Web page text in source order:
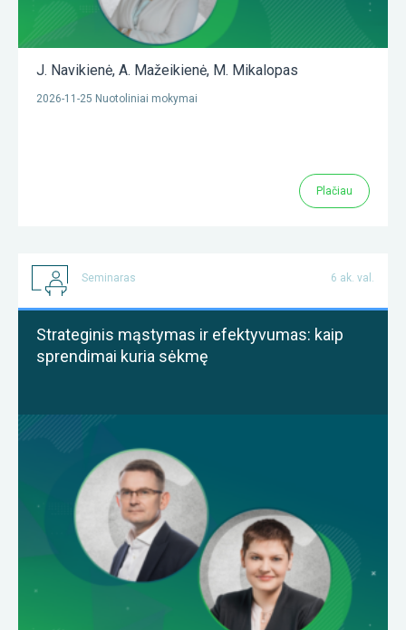
J. Navikienė, A. Mažeikienė, M. Mikalopas
2026-11-25 Nuotoliniai mokymai
Plačiau
Seminaras 6 ak. val.
Strateginis mąstymas ir efektyvumas: kaip
sprendimai kuria sėkmę